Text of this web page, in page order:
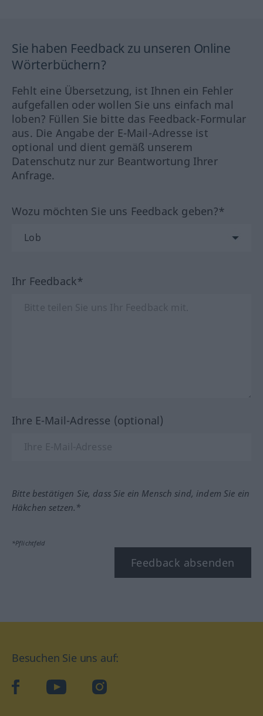
Sie haben Feedback zu unseren Online
Wörterbüchern?
Fehlt eine Übersetzung, ist Ihnen ein Fehler
aufgefallen oder wollen Sie uns einfach mal
loben? Füllen Sie bitte das Feedback-Formular
aus. Die Angabe der E-Mail-Adresse ist
optional und dient gemäß unserem
Datenschutz nur zur Beantwortung Ihrer
Anfrage.
Wozu möchten Sie uns Feedback geben?*
Ihr Feedback*
Ihre E-Mail-Adresse (optional)
Bitte bestätigen Sie, dass Sie ein Mensch sind, indem Sie ein
Häkchen setzen.*
*Pflichtfeld
Feedback absenden
Besuchen Sie uns auf:
facebookYouTube Instagram